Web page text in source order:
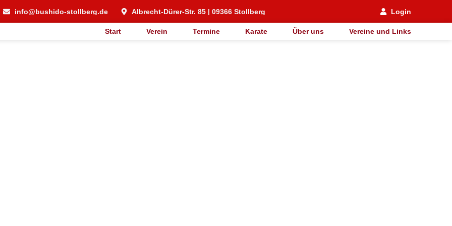
info@bushido-stollberg.de Albrecht-Dürer-Str. 85 | 09366 Stollberg Login
Start Verein Termine Karate Über uns Vereine und Links